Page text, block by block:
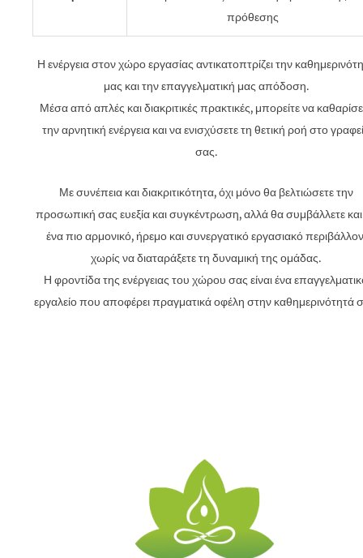
πρόθεσης
Η ενέργεια στον χώρο εργασίας αντικατοπτρίζει την
μας και την επαγγελματική μας απόδοση.
Μέσα από απλές και διακριτικές πρακτικές, μπορείτε να
την αρνητική ενέργεια και να ενισχύσετε τη θετική ροή στο
σας.
Με συνέπεια και διακριτικότητα, όχι μόνο θα βελτιώσετε την
προσωπική σας ευεξία και συγκέντρωση, αλλά θα συμβάλλετε
ένα πιο αρμονικό, ήρεμο και συνεργατικό εργασιακό
χωρίς να διαταράξετε τη δυναμική της ομάδας.
Η φροντίδα της ενέργειας του χώρου σας είναι ένα
εργαλείο που αποφέρει πραγματικά οφέλη στην καθημερινότητά